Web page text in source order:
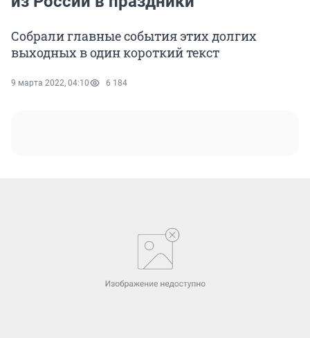
Собрали главные события этих долгих
выходных в один короткий текст
9 марта 2022, 04:10 6 184